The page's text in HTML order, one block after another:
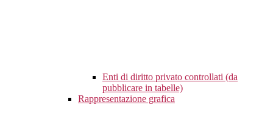
Enti di diritto privato controllati (da
pubblicare in tabelle)
Rappresentazione grafica